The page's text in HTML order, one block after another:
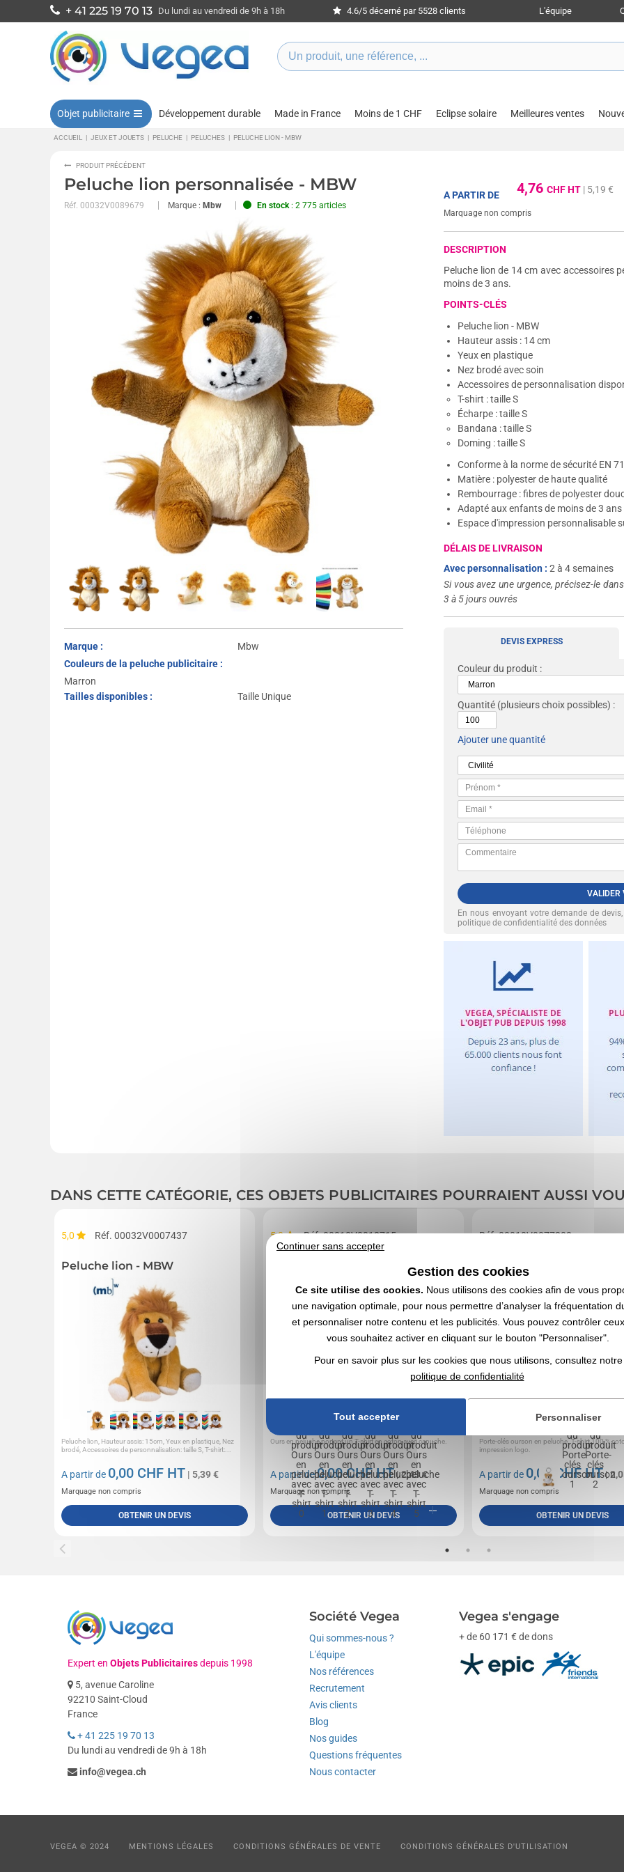
+ 41 225 19 70 13 Du lundi au vendredi de 9h à 18h 4.6/5 décerné par 5528 clients L'équipe
Objet publicitaire Développement durable Made in France Moins de 1 CHF Eclipse solaire Meilleures ventes
ACCUEIL | JEUX ET JOUETS | PELUCHE | PELUCHES | PELUCHE LION - MBW
PRODUIT PRÉCÉDENT
Peluche lion personnalisée - MBW
Réf. 00032V0089679 Marque : Mbw En stock: 2 775 articles
Marque :
Mbw
Couleurs de la peluche publicitaire :
Marron
Tailles disponibles :
Taille Unique
4,76CHF HT | 5,19 €
A PARTIR DE
Marquage non compris
DESCRIPTION
Peluche lion de 14 cm avec accessoires
moins de 3 ans.
POINTS-CLÉS
Peluche lion - MBW
Hauteur assis : 14 cm
Yeux en plastique
Nez brodé avec soin
Accessoires de personnalisation
T-shirt : taille S
Écharpe : taille S
Bandana : taille S
Doming : taille S
Conforme à la norme de sécurité EN 71
Matière : polyester de haute qualité
Rembourrage : fibres de polyester
Adapté aux enfants de moins de 3 ans
Espace d'impression personnalisable
DÉLAIS DE LIVRAISON
Avec personnalisation :2 à 4 semaines
Si vous avez une urgence, précisez-le
3 à 5 jours ouvrés
DEVIS EXPRESS
Couleur du produit :
Quantité (plusieurs choix possibles) :
Ajouter une quantité
VALIDER
En nous envoyant votre demande de
politique de confidentialité des données
DANS CETTE CATÉGORIE, CES OBJETS PUBLICITAIRES POURRAIENT AUSSI
5,0 Réf. 00032V0007437
Peluche lion - MBW
Peluche lion, Hauteur assis: 15cm, Yeux en plastique, Nez
brodé, Accessoires de personnalisation: taille S, T-shirt:...
A partir de 0,00 CHF HT | 5,39 €
Marquage non compris
OBTENIR UN DEVIS
5,0 Réf. 00010V0018715
Ours en peluche avec T-shirt
Ours en peluche portant un T-shirt en coton avec capuche.
A partir de0,00CHF HT| 2,43 €
Marquage non compris
OBTENIR UN DEVIS
Réf. 00010V0077203
Porte-clés ourson
Porte-clés ourson en peluche. T-shirt 100 %
impression logo.
A partir de 0,00 CHF HT|
Marquage non compris
OBTENIR UN DEVIS
Expert en Objets Publicitairesdepuis 1998
5, avenue Caroline
92210 Saint-Cloud
France
+ 41 225 19 70 13
Du lundi au vendredi de 9h à 18h
info@vegea.ch
Société Vegea
Qui sommes-nous ?
L'équipe
Nos références
Recrutement
Avis clients
Blog
Nos guides
Questions fréquentes
Nous contacter
Vegea s'engage
+ de 60 171 € de dons
VEGEA © 2024 MENTIONS LÉGALES CONDITIONS GÉNÉRALES DE VENTE CONDITIONS GÉNÉRALES D'UTILISATION
Continuer sans accepter
Gestion des cookies
Ce site utilise des cookies. Nous utilisons des cookies afin de vous
une navigation optimale, pour nous permettre d’analyser la fréquentation
et personnaliser notre contenu et les publicités. Vous pouvez contrôler
vous souhaitez activer en cliquant sur le bouton "Personnaliser".
Pour en savoir plus sur les cookies que nous utilisons, consultez notre
politique de confidentialité
Tout accepter Personnaliser